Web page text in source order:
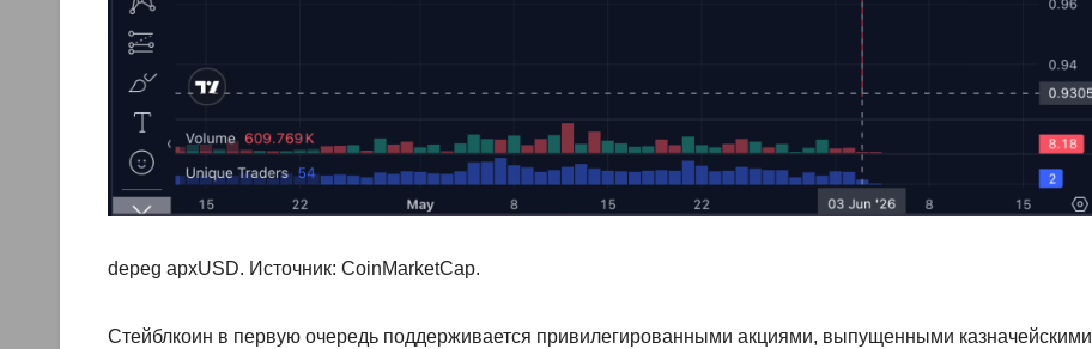
depeg apxUSD. Источник: CoinMarketCap.
Стейблкоин в первую очередь поддерживается привилегированными акциями, выпущенными казначейскими